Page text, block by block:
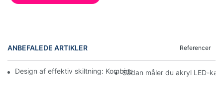
ANBEFALEDE ARTIKLER Referencer
Design af effektiv skiltning: Kombination af LED-lysboksskilte
Sådan måler du akryl LED-